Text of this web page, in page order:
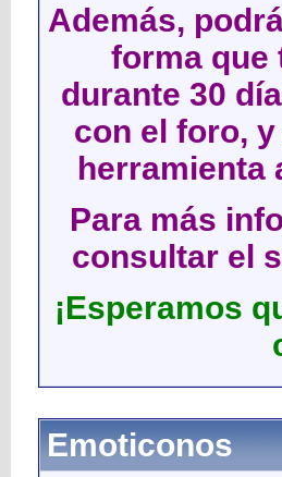
Además,
forma que
durante 30
con el foro,
herramienta
Para más
consultar el
¡Esperamos
Emoticonos